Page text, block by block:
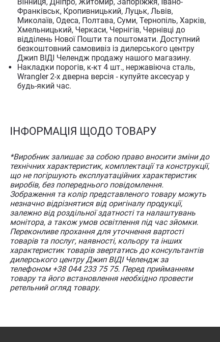
Франківськ, Кропивницький, Луцьк, Львів,
Миколаїв, Одеса, Полтава, Суми, Тернопіль, Харків,
Хмельницький, Черкаси, Чернігів, Чернівці до
відділень Нової Пошти та поштомати. Доступний
безкоштовний самовивіз із дилерського центру
Джип ВІДІ Челендж продажу нашого магазину.
Накладки порогів, к-кт 4 шт., нержавіюча сталь,
Wrangler 2-х дверна версія - купуйте аксесуар у
будь-який час.
ІНФОРМАЦІЯ ЩОДО ТОВАРУ
*Виробник залишає за собою право вносити зміни до
технічних характеристик, комплектації та конструкції,
що не погіршують експлуатаційних характеристик
виробів, без попереднього повідомлення.
Зображення та колір представленого товару можуть
незначно відрізнятися від оригіналу продукції,
залежно від роздільної здатності та налаштувань
монітора, а також умов освітлення під час зйомки.
Переконливе прохання для уточнення вартості
товарів та послуг, наявності, кольору та інших
характеристик товарів звертатись до консультантів
дилерського центру Джип ВІДІ Челендж за
телефоном +38 044 233 75 75. Перед прийманням
товару та його встановлення необхідно провести
ретельний огляд товару.